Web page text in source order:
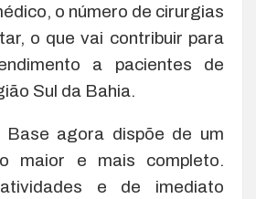
o número de cirurgias
o que vai contribuir para
a pacientes de
Sul da Bahia.
Base agora dispõe de um
maior e mais completo.
e de imediato